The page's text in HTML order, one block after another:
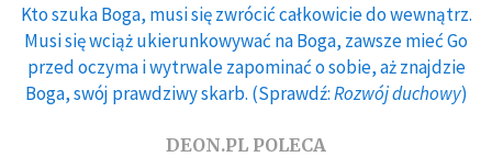
Kto szuka Boga, musi się zwrócić całkowicie do wewnątrz.
Musi się wciąż ukierunkowywać na Boga, zawsze mieć Go
przed oczyma i wytrwale zapominać o sobie, aż znajdzie
Boga, swój prawdziwy skarb. (Sprawdź:Rozwój duchowy)
DEON.PL POLECA